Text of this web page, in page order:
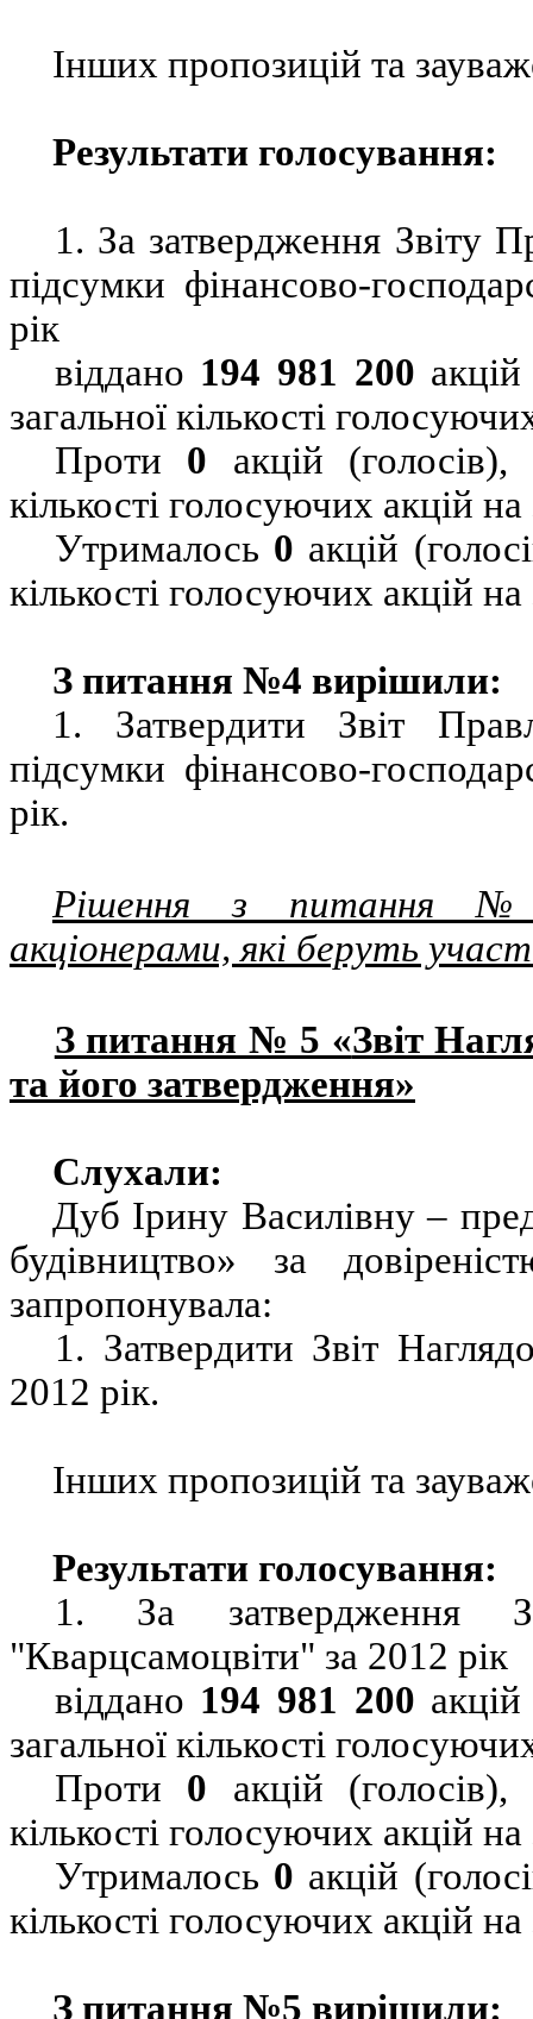
Інших пропозицій та
Результати голосування:
1. За затвердження Звіту
підсумки фінансово-
рік
віддано 194 981 200
загальної кількості
Проти 0 акцій
кількості голосуючих акцій
Утрималось 0 акцій
кількості голосуючих акцій
З питання №4 вирішили:
1. Затвердити Звіт
підсумки фінансово-
рік.
Рішення з питання
акціонерами, які беруть
З питання № 5 «Звіт
та його затвердження»
Слухали:
Дуб Ірину Василівну –
будівництво» за
запропонувала:
1. Затвердити Звіт
2012 рік.
Інших пропозицій та
Результати голосування:
1. За затвердження
"Кварцсамоцвіти" за 2012 рік
віддано 194 981 200
загальної кількості
Проти 0 акцій
кількості голосуючих акцій
Утрималось 0 акцій
кількості голосуючих акцій
З питання №5 вирішили: